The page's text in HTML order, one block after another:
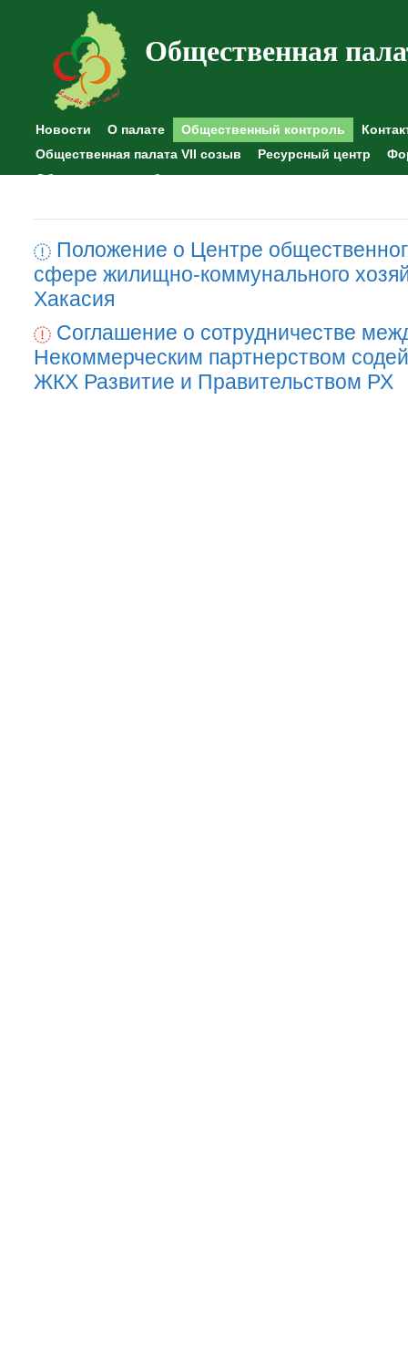
Общественная
Новости О палате Общественный контроль
Общественная палата VII созыв
Ресурсный центр
Общественные наблюдения
Положение о Центре
сфере жилищно-коммунального
Хакасия
Соглашение о сотрудничестве
Некоммерческим партнерством
ЖКХ Развитие и Правительством РХ